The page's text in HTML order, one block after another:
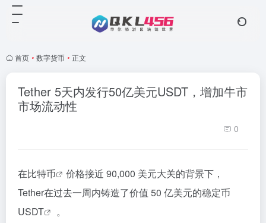
首页 • 数字货币 • 正文
Tether 5天内发行50亿美元USDT，增加牛市
市场流动性
0
在比特币
价格接近 90,000 美元大关的背景下，
Tether在过去一周内铸造了价值 50 亿美元的稳定币
USDT
。